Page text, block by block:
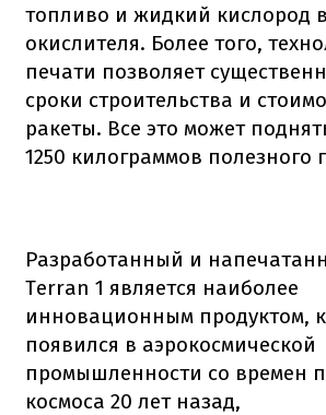
топливо и жидкий кислород
окислителя. Более того,
печати позволяет
сроки строительства и
ракеты. Все это может
1250 килограммов полезного
Разработанный и
Terran 1 является наиболее
инновационным продуктом,
появился в аэрокосмической
промышленности со времен
космоса 20 лет назад,